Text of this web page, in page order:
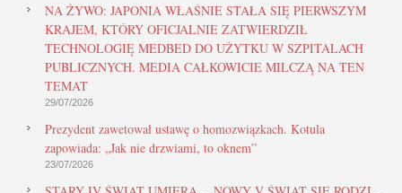
NA ŻYWO: JAPONIA WŁAŚNIE STAŁA SIĘ PIERWSZYM
KRAJEM, KTÓRY OFICJALNIE ZATWIERDZIŁ
TECHNOLOGIĘ MEDBED DO UŻYTKU W SZPITALACH
PUBLICZNYCH. MEDIA CAŁKOWICIE MILCZĄ NA TEN
TEMAT
29/07/2026
Prezydent zawetował ustawę o homozwiązkach. Kotula
zapowiada: „Jak nie drzwiami, to oknem”
23/07/2026